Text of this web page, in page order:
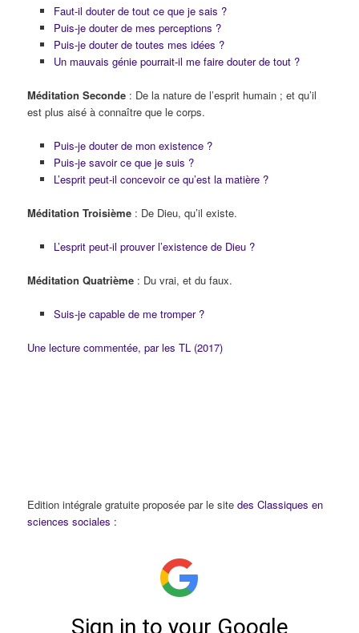
Faut-il douter de tout ce que je sais ?
Puis-je douter de mes perceptions ?
Puis-je douter de toutes mes idées ?
Un mauvais génie pourrait-il me faire douter de tout ?
Méditation Seconde : De la nature de l’esprit humain ; et qu’il
est plus aisé à connaître que le corps.
Puis-je douter de mon existence ?
Puis-je savoir ce que je suis ?
L’esprit peut-il concevoir ce qu’est la matière ?
Méditation Troisième : De Dieu, qu’il existe.
L’esprit peut-il prouver l’existence de Dieu ?
Méditation Quatrième : Du vrai, et du faux.
Suis-je capable de me tromper ?
Une lecture commentée, par les TL (2017)
Edition intégrale gratuite proposée par le sitedes Classiques en
sciences sociales :